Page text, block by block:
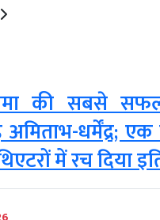
की सबसे
धर्मेंद्र;
में रच दिया